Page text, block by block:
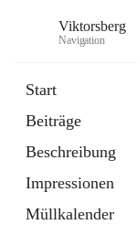
Viktorsberg
Navigation
Start
Beiträge
Beschreibung
Impressionen
Müllkalender
1 Schnellzugriff
Bürgerservice
10 Schnellzugriffe